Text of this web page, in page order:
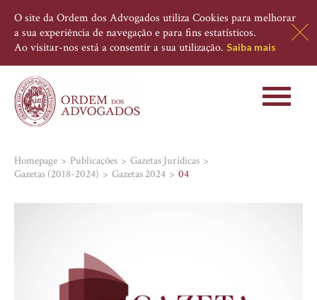
O site da Ordem dos Advogados utiliza Cookies para melhorar
a sua experiência de navegação e para fins estatísticos.
Ao visitar-nos está a consentir a sua utilização. Saiba mais
Toggle
Homepage Publicações
Gazetas Jurídicas
Gazetas (2018-2024)
Gazetas 2024 04